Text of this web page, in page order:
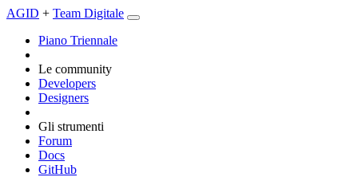
AGID + Team Digitale
Piano Triennale
Le community
Developers
Designers
Gli strumenti
Forum
Docs
GitHub